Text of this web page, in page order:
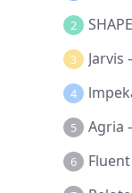
2
3
4
5
6